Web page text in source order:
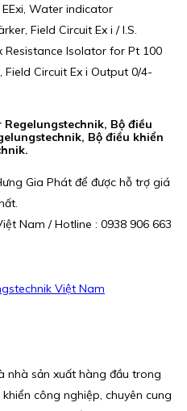
EExi, Water indicator
Field Circuit Ex i / I.S.
Resistance Isolator for Pt 100
Field Circuit Ex i Output 0/4-
Bộ điều
Bộ điều khiển
Gia Phát để được hỗ trợ giá
Nam / Hotline : 0938 906 663
Việt Nam
nhà sản xuất hàng đầu trong
công nghiệp, chuyên cung